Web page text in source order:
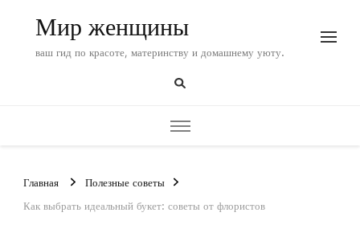
Мир женщины
ваш гид по красоте, материнству и домашнему уюту.
Главная
Полезные советы
Как выбрать идеальный букет: советы от флористов